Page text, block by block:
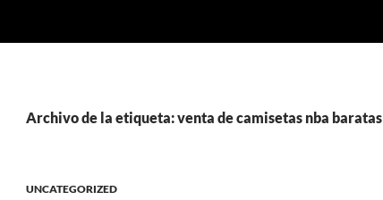
Archivo de la etiqueta: venta de camisetas nba baratas
UNCATEGORIZED